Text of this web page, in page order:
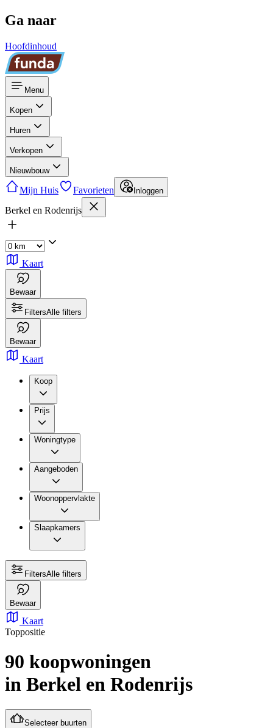
Ga naar
Hoofdinhoud
Menu
Kopen
Huren
Verkopen
Nieuwbouw
Mijn Huis Favorieten Inloggen
Berkel en Rodenrijs
Kaart
Bewaar
FiltersAlle filters
Bewaar
Kaart
Koop
Prijs
Woningtype
Aangeboden
Woonoppervlakte
Slaapkamers
FiltersAlle filters
Bewaar
Kaart
Toppositie
90 koopwoningen
in Berkel en Rodenrijs
Selecteer buurten